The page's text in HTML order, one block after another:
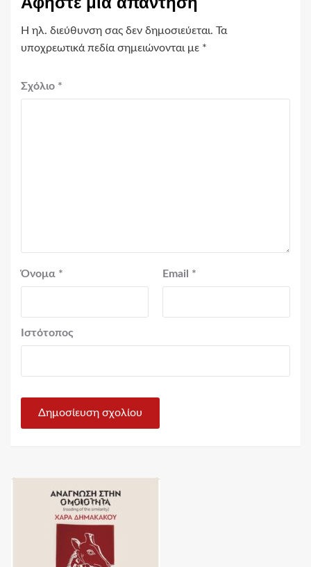
Η ηλ. διεύθυνση σας δεν δημοσιεύεται. Τα
υποχρεωτικά πεδία σημειώνονται με *
Σχόλιο *
Όνομα * Email *
Ιστότοπος